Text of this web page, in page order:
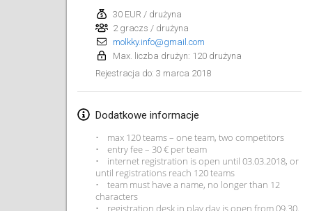
30 EUR / drużyna
2 graczs / drużyna
molkky.info@gmail.com
Max. liczba drużyn: 120 drużyna
Rejestracja do: 3 marca 2018
Dodatkowe informacje
• max 120 teams – one team, two competitors
• entry fee – 30 € per team
• internet registration is open until 03.03.2018, or
until registrations reach 120 teams
• team must have a name, no longer than 12
characters
• registration desk in play day is open from 09.30.
Faschings-Mölkky
11 lut 2018| Niemcy
Rakovnické mölkkování
24 lut 2018|Finlandia
Tournoi de l'ASSER
24 lut 2018|Francja